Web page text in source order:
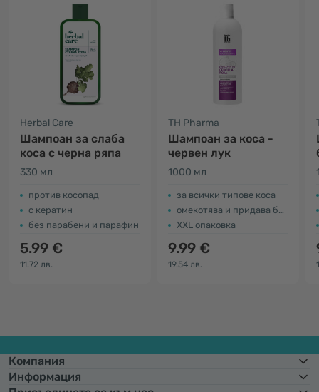
Herbal Care
Шампоан за слаба
коса с черна ряпа
330 мл
против косопад
с кератин
без парабени и парафин
5.99 €
11.72 лв.
TH Pharma
Шампоан за коса -
червен лук
1000 мл
за всички типове коса
омекотява и придава блясък
XXL опаковка
9.99 €
19.54 лв.
Компания
Информация